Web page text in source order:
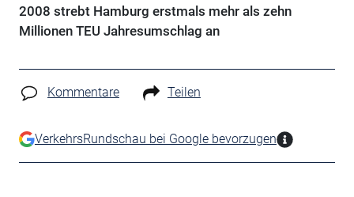
2008 strebt Hamburg erstmals mehr als zehn
Millionen TEU Jahresumschlag an
Kommentare Teilen
VerkehrsRundschau bei Google bevorzugen